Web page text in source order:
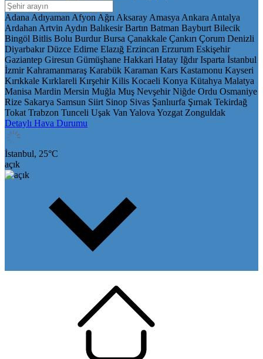
Adana Adıyaman Afyon Ağrı Aksaray Amasya Ankara Antalya
Ardahan Artvin Aydın Balıkesir Bartın Batman Bayburt Bilecik
Bingöl Bitlis Bolu Burdur Bursa Çanakkale Çankırı Çorum Denizli
Diyarbakır Düzce Edirne Elazığ Erzincan Erzurum Eskişehir
Gaziantep Giresun Gümüşhane Hakkari Hatay Iğdır Isparta İstanbul
İzmir Kahramanmaraş Karabük Karaman Kars Kastamonu Kayseri
Kırıkkale Kırklareli Kırşehir Kilis Kocaeli Konya Kütahya Malatya
Manisa Mardin Mersin Muğla Muş Nevşehir Niğde Ordu Osmaniye
Rize Sakarya Samsun Siirt Sinop Sivas Şanlıurfa Şırnak Tekirdağ
Tokat Trabzon Tunceli Uşak Van Yalova Yozgat Zonguldak
Detaylı Hava Durumu
İstanbul, 25°C
açık